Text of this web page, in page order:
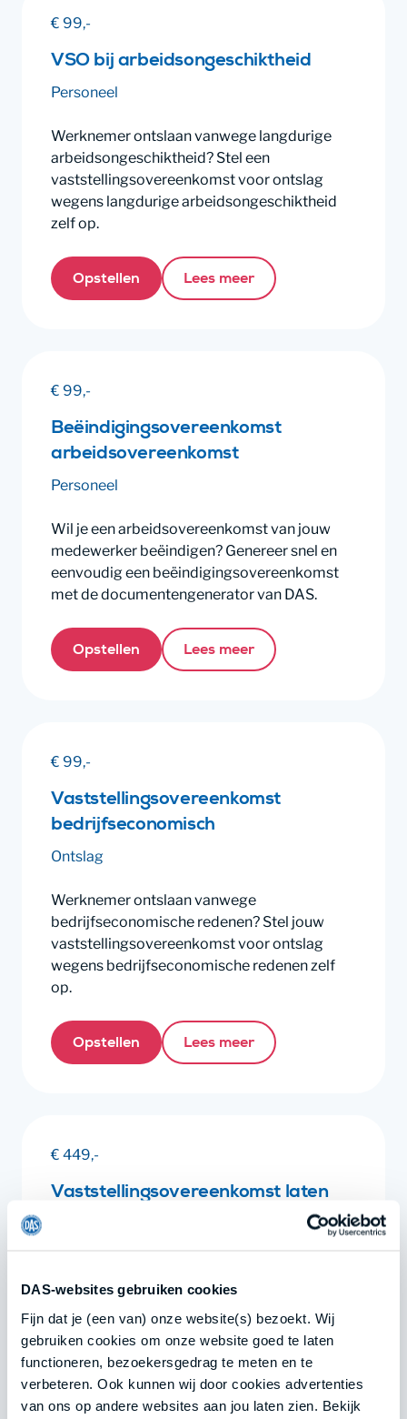
DAS-websites gebruiken cookies
Fijn dat je (een van) onze website(s) bezoekt. Wij
gebruiken cookies om onze website goed te laten
functioneren, bezoekersgedrag te meten en te
verbeteren. Ook kunnen wij door cookies advertenties
van ons op andere websites aan jou laten zien. Bekijk
€ 99,-
VSO bij arbeidsongeschiktheid
Personeel
Werknemer ontslaan vanwege langdurige
arbeidsongeschiktheid? Stel een
vaststellingsovereenkomst voor ontslag
wegens langdurige arbeidsongeschiktheid
zelf op.
Opstellen Lees meer
€ 99,-
Beëindigingsovereenkomst
arbeidsovereenkomst
Personeel
Wil je een arbeidsovereenkomst van jouw
medewerker beëindigen? Genereer snel en
eenvoudig een beëindigingsovereenkomst
met de documentengenerator van DAS.
Opstellen Lees meer
€ 99,-
Vaststellingsovereenkomst
bedrijfseconomisch
Ontslag
Werknemer ontslaan vanwege
bedrijfseconomische redenen? Stel jouw
vaststellingsovereenkomst voor ontslag
wegens bedrijfseconomische redenen zelf
op.
Opstellen Lees meer
€ 449,-
Vaststellingsovereenkomst laten
Als HR-manager een
vaststellingsovereenkomst laten
controleren? Onze jurist zorgt voor
duidelijkheid en naleving van de wet- en
regelgeving.